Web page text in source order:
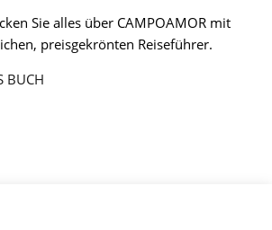
Sie alles über CAMPOAMOR mit
preisgekrönten Reiseführer.
BUCH